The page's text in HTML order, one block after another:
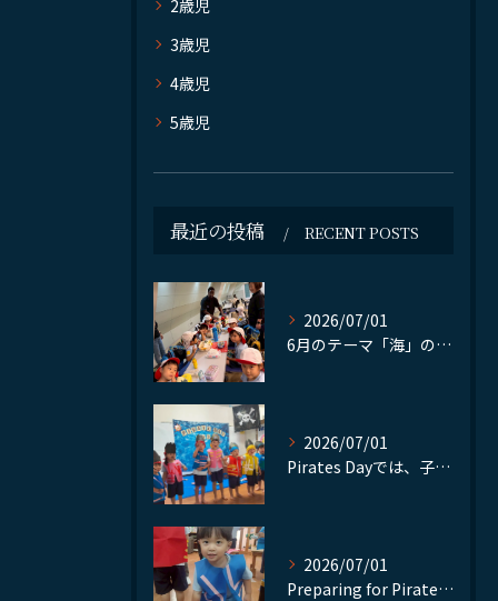
2歳児
3歳児
4歳児
5歳児
最近の投稿 RECENT POSTS
2026/07/01
6月のテーマ「海」のReggio活動の集大成として、Mari...
2026/07/01
Pirates Dayでは、子どもたちが自分で作った衣装やア...
2026/07/01
Preparing for Pirate's Day
お問い合わせはこちら
お問い合わせはこちら